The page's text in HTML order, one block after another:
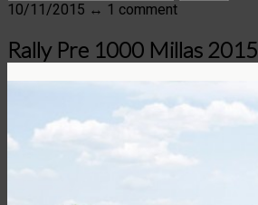
10/11/2015 ↔ 1 comment
Rally Pre 1000 Millas 2015